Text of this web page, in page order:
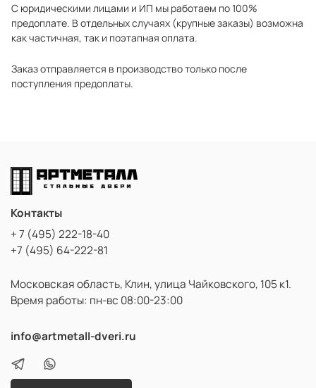
С юридическими лицами и ИП мы работаем по 100%
предоплате. В отдельных случаях (крупные заказы) возможна
как частичная, так и поэтапная оплата.
Заказ отправляется в производство только после
поступления предоплаты.
Контакты
+ 7 (495) 222-18-40
+7 (495) 64-222-81
Московская область, Клин, улица Чайковского, 105 к1.
Время работы: пн-вс 08:00-23:00
info@artmetall-dveri.ru